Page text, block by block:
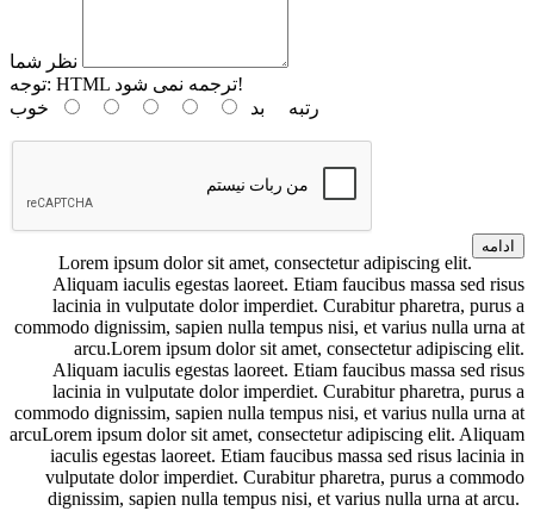
نظر شما
توجه:
HTML ترجمه نمی شود!
رتبه بد خوب
ادامه
Lorem ipsum dolor sit amet, consectetur adipiscing elit.
Aliquam iaculis egestas laoreet. Etiam faucibus massa sed risus
lacinia in vulputate dolor imperdiet. Curabitur pharetra, purus a
commodo dignissim, sapien nulla tempus nisi, et varius nulla urna at
arcu.Lorem ipsum dolor sit amet, consectetur adipiscing elit.
Aliquam iaculis egestas laoreet. Etiam faucibus massa sed risus
lacinia in vulputate dolor imperdiet. Curabitur pharetra, purus a
commodo dignissim, sapien nulla tempus nisi, et varius nulla urna at
arcuLorem ipsum dolor sit amet, consectetur adipiscing elit. Aliquam
iaculis egestas laoreet. Etiam faucibus massa sed risus lacinia in
vulputate dolor imperdiet. Curabitur pharetra, purus a commodo
dignissim, sapien nulla tempus nisi, et varius nulla urna at arcu.